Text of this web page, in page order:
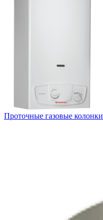
Проточные газовые колонки